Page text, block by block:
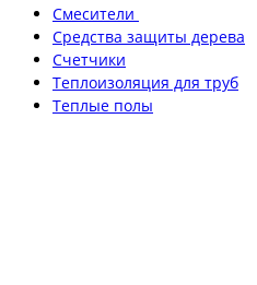
Смесители
Средства защиты дерева
Счетчики
Теплоизоляция для труб
Теплые полы